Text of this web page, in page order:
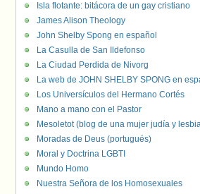
Isla flotante: bitácora de un gay cristiano
James Alison Theology
John Shelby Spong en español
La Casulla de San Ildefonso
La Ciudad Perdida de Nivorg
La web de JOHN SHELBY SPONG en
Los Universículos del Hermano Cortés
Mano a mano con el Pastor
Mesoletot (blog de una mujer judía y
Moradas de Deus (portugués)
Moral y Doctrina LGBTI
Mundo Homo
Nuestra Señora de los Homosexuales